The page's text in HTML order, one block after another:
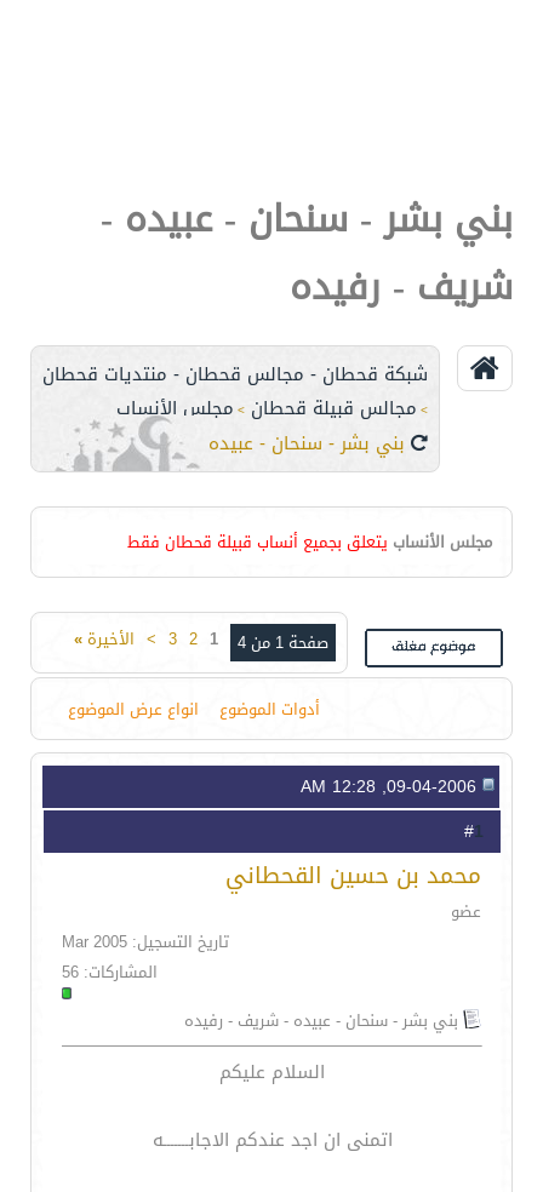
بني بشر - سنحان - عبيده -
شريف - رفيده
شبكة قحطان - مجالس قحطان - منتديات قحطان
> مجالس قبيلة قحطان > مجلس الأنساب
بني بشر - سنحان - عبيده - شريف - رفيده
مجلس الأنساب يتعلق بجميع أنساب قبيلة قحطان فقط
صفحة 1 من 4 1
2
3
> الأخيرة»
أدوات الموضوع انواع عرض الموضوع
1
محمد بن حسين القحطاني
عضو
تاريخ التسجيل: Mar 2005
المشاركات: 56
بني بشر - سنحان - عبيده - شريف - رفيده
السلام عليكم
اتمنى ان اجد عندكم الاجابـــــــه